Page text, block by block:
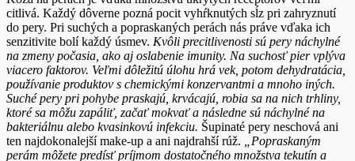
citlivá. Každý dôverne pozná pocit vyhŕknutých sĺz pri zahryznutí
do pery. Pri suchých a popraskaných perách nás práve vďaka ich
senzitivite bolí každý úsmev. Kvôli precitlivenosti sú pery náchylné
na zmeny počasia, ako aj oslabenie imunity. Na suchosť pier vplýva
viacero faktorov. Veľmi dôležitú úlohu hrá vek, potom dehydratácia,
používanie produktov s chemickými konzervantmi a mnoho iných.
Suché pery pri pohybe praskajú, krvácajú, robia sa na nich trhliny,
ktoré sa môžu zapáliť, začať mokvať a následne sú náchylné na
bakteriálnu alebo kvasinkovú infekciu. Šupinaté pery neschová ani
ten najdokonalejší make-up a ani najdrahší rúž.
„Popraskaným
perám môžete predísť príjmom dostatočného množstva tekutín a